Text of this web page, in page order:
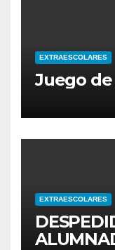
EXTRAESCOLARES
Juego
EXTRAESCOLARES